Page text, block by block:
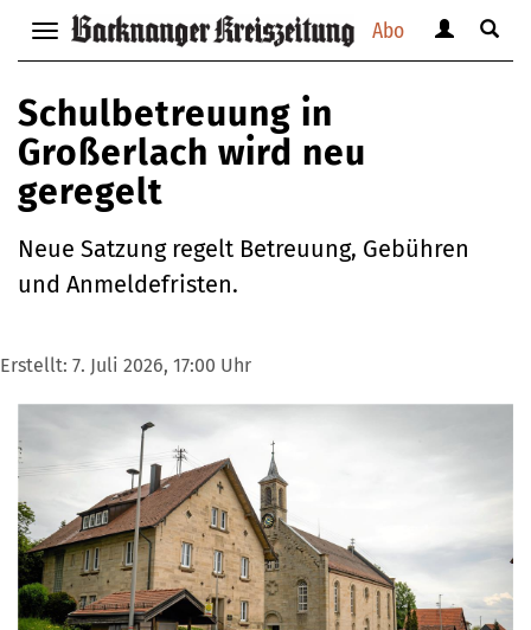
Abo
Navigation
anzeigen
verbergen
anzeigen
Suche
Schulbetreuung in
Großerlach wird neu
geregelt
Neue Satzung regelt Betreuung, Gebühren
und Anmeldefristen.
Erstellt: 7. Juli 2026, 17:00 Uhr